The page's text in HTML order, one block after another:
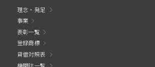
理念・発足
事業
表彰一覧
登録商標
貸借対照表